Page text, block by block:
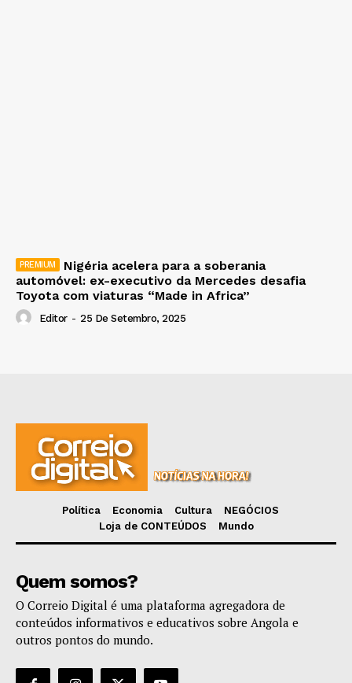
Nigéria acelera para a soberania
automóvel: ex-executivo da Mercedes desafia
Toyota com viaturas “Made in Africa”
Editor - 25 De Setembro, 2025
Política Economia Cultura
NEGÓCIOS
Loja de CONTEÚDOS
Mundo
Quem somos?
O Correio Digital é uma plataforma agregadora de
conteúdos informativos e educativos sobre Angola e
outros pontos do mundo.